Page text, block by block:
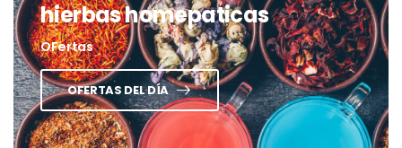
hierbas homepaticas
OFertas
OFERTAS DEL DÍA